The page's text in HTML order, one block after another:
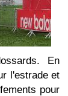
En
l'estrade et
pour